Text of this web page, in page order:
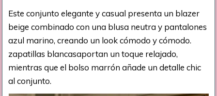
Este conjunto elegante y casual presenta un blazer
beige combinado con una blusa neutra y pantalones
azul marino, creando un look cómodo y cómodo.
zapatillas blancas​aportan un toque relajado,
mientras que el bolso marrón añade un detalle chic
al conjunto.